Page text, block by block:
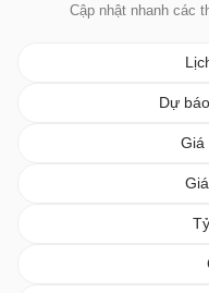
Cập nhật nhanh các
Dự
Giá